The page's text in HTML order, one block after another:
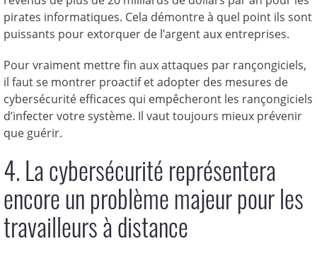
pirates informatiques. Cela démontre à quel point ils sont
puissants pour extorquer de l’argent aux entreprises.
Pour vraiment mettre fin aux attaques par rançongiciels,
il faut se montrer proactif et adopter des mesures de
cybersécurité efficaces qui empêcheront les rançongiciels
d’infecter votre système. Il vaut toujours mieux prévenir
que guérir.
4. La cybersécurité représentera
encore un problème majeur pour les
travailleurs à distance